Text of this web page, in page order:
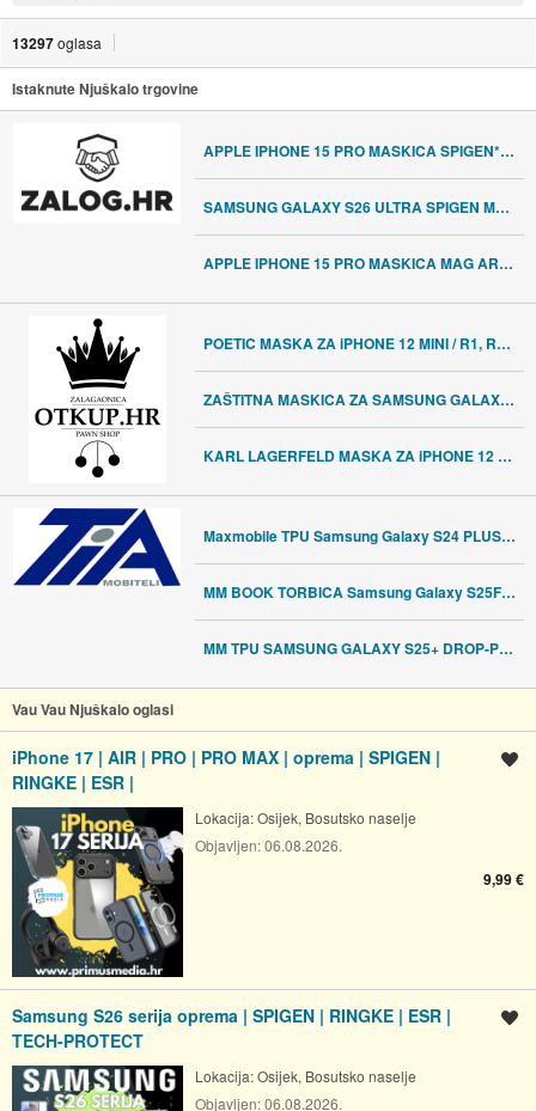
13297oglasa
Istaknute Njuškalo trgovine
APPLE IPHONE 15 PRO MASKICA SPIGEN***24RATE***R1***
SAMSUNG GALAXY S26 ULTRA SPIGEN MASKICA***24RATE***R1***
APPLE IPHONE 15 PRO MASKICA MAG ARMOR MAGSAFE***24RATE***R1***
POETIC MASKA ZA iPHONE 12 MINI / R1, RATE!
ZAŠTITNA MASKICA ZA SAMSUNG GALAXY A30S / R1, RATE !!
KARL LAGERFELD MASKA ZA iPHONE 12 MINI - NOVO! / R1, RATE!
Maxmobile TPU Samsung Galaxy S24 PLUS/S25 PLUS SILICONE MIKRO crna mas
MM BOOK TORBICA Samsung Galaxy S25FE SLIM crna
MM TPU SAMSUNG GALAXY S25+ DROP-PROOF HARD DOUBLE maskica za mobitel c
Vau Vau Njuškalo oglasi
iPhone 17 | AIR | PRO | PRO MAX | oprema | SPIGEN |
RINGKE | ESR |
Lokacija:Osijek, Bosutsko naselje
Objavljen:06.08.2026.
9,99 €
Samsung S26 serija oprema | SPIGEN | RINGKE | ESR |
TECH-PROTECT
Lokacija:Osijek, Bosutsko naselje
Objavljen:06.08.2026.